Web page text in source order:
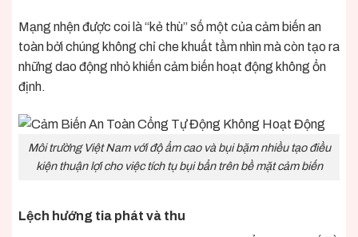
Mạng nhện được coi là “kẻ thù” số một của cảm biến an
toàn bởi chúng không chỉ che khuất tầm nhìn mà còn tạo ra
những dao động nhỏ khiến cảm biến hoạt động không ổn
định.
Môi trường Việt Nam với độ ẩm cao và bụi bặm nhiều tạo điều
kiện thuận lợi cho việc tích tụ bụi bẩn trên bề mặt cảm biến
Lệch hướng tia phát và thu